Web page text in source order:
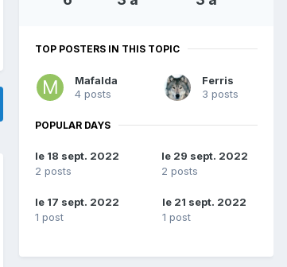
TOP POSTERS IN THIS TOPIC
Mafalda
4 posts
Ferris
3 posts
POPULAR DAYS
le 18 sept. 2022
2 posts
le 29 sept. 2022
2 posts
le 17 sept. 2022
1 post
le 21 sept. 2022
1 post